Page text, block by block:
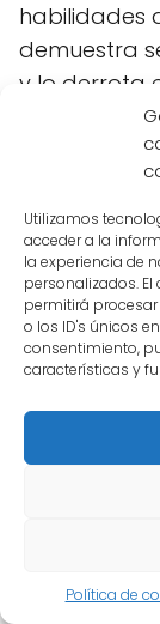
Utilizamos
acceder a la
la experiencia de
personalizados.
permitirá
o los ID's únicos
consentimiento,
características y
Política de
habilidades
demuestra
y lo derrota
3. Majin Buu
rival para
posee una
velocidad y
logrando
Jiren, el
convierte
su fase 5.